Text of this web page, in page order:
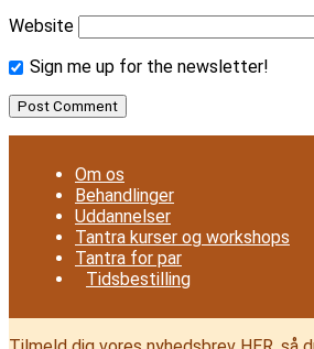
Website
Sign me up for the newsletter!
Om os
Behandlinger
Uddannelser
Tantra kurser og workshops
Tantra for par
Tidsbestilling